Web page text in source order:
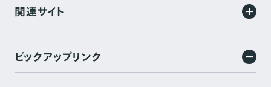
関連サイト
ピックアップリンク